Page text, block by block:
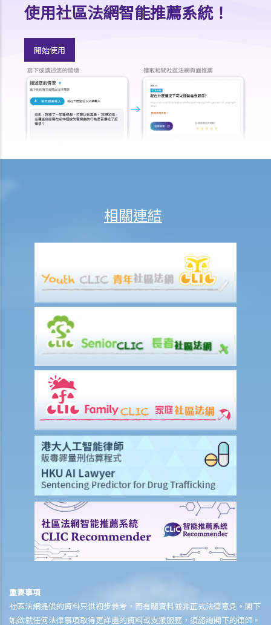
會被控告任何罪行嗎？
Q1. 一名已被吊銷駕駛執照的駕駛者開車衝過警察路障。該名駕駛者可
能干犯了甚麼罪行？
2. 與登記號碼及車輛牌照有關
a. 登記號碼
1. 有車主把其車輛的登記號碼「HE 1107」顯示為「HE110 7」，含義即
天內，我只是把汽車停泊在停車場，沒有開上街。我有沒有干犯任何罪
Q1. 若交通燈發生故障，駕駛者和行人應該怎樣做？
色，結果我被控沒有遵從交通燈的訊號過馬路。作為視障人士是辯護理
Q3. 在擁擠的道路上，如果一輛汽車的大部分（例如，其長度的2/3）已
駛過黃色方格路口，駕駛者是否違反了任何交通法例？
Q4. 當交通燈號變為黃色時，駕駛者已立即停車；燈號變成紅色時，汽
車已經完全停止，不過車頭部份已越過停車線。駕駛者是否違反了任何
交通法例？
判決摘要：個人對於交通標誌意思的錯誤理解，並不是違反該交通標誌
的要求的合理辯解（香港特別行政區 訴 何來）
4. 與車速限制有關
Q1. 在道路或高速公路上駕駛太慢是否違法？法律是否有沒有規定道路
上的最低車速？
5. 與改動車輛有關
6. 與安全裝備有關
a. 防護頭盔
Q1. 乘客可以基於醫療原因拒絕佩戴安全帶嗎？
Q2. 如果乘客與年幼的孩子一起旅行，他/她可以使用一條安全帶來繫住
使用社區法網智能推薦系統！
開始使用
相關連結
重要事項
社區法網提供的資料只供初步參考，而有關資料並非正式法律意見。閣下
如欲就任何法律事項取得更詳盡的資料或支援服務，須諮詢閣下的律師。